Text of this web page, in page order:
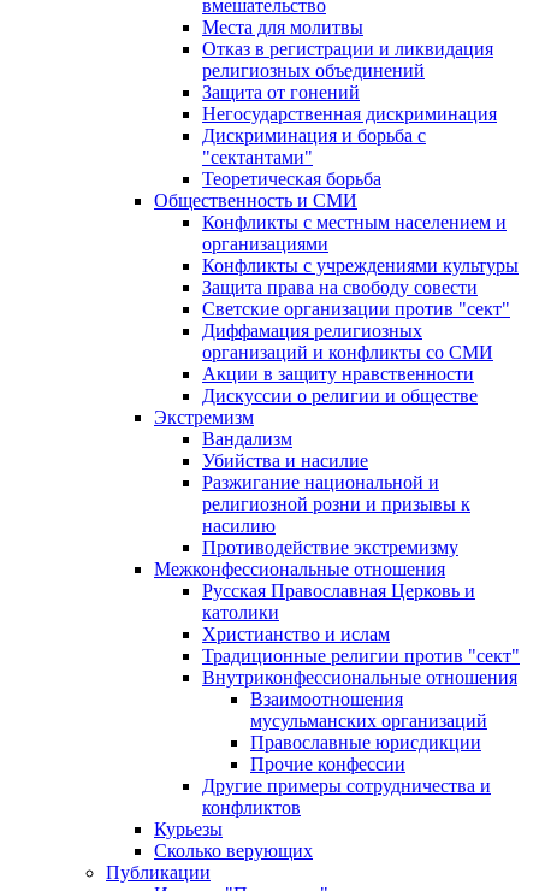
вмешательство
Места для молитвы
Отказ в регистрации и ликвидация
религиозных объединений
Защита от гонений
Негосударственная дискриминация
Дискриминация и борьба с
"сектантами"
Теоретическая борьба
Общественность и СМИ
Конфликты с местным населением и
организациями
Конфликты с учреждениями культуры
Защита права на свободу совести
Светские организации против "сект"
Диффамация религиозных
организаций и конфликты со СМИ
Акции в защиту нравственности
Дискуссии о религии и обществе
Экстремизм
Вандализм
Убийства и насилие
Разжигание национальной и
религиозной розни и призывы к
насилию
Противодействие экстремизму
Межконфессиональные отношения
Русская Православная Церковь и
католики
Христианство и ислам
Традиционные религии против "сект"
Внутриконфессиональные отношения
Взаимоотношения
мусульманских организаций
Православные юрисдикции
Прочие конфессии
Другие примеры сотрудничества и
конфликтов
Курьезы
Сколько верующих
Публикации